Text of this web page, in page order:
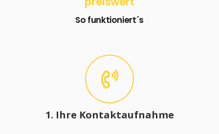
So funktioniert´s
1. Ihre Kontaktaufnahme